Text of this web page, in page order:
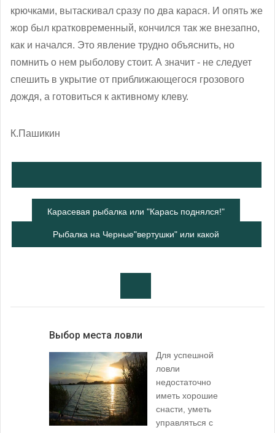
крючками, вытаскивал сразу по два карася. И опять же
жор был кратковременный, кончился так же внезапно,
как и начался. Это явление трудно объяснить, но
помнить о нем рыболову стоит. А значит - не следует
спешить в укрытие от приближающегося грозового
дождя, а готовиться к активному клеву.
К.Пашикин
Карасевая рыбалка или "Карась поднялся!"
Рыбалка на Черные"вертушки" или какой
Выбор места ловли
Для успешной
ловли
недостаточно
иметь хорошие
снасти, уметь
управляться с